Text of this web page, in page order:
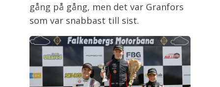
gång på gång, men det var Granfors
som var snabbast till sist.